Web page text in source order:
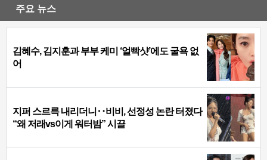
주요 뉴스
김혜수, 김지훈과 부부 케미 ‘얼빡샷’에도 굴욕 없
어
지퍼 스르륵 내리더니‥비비, 선정성 논란 터졌다
“왜 저래vs이게 워터밤” 시끌